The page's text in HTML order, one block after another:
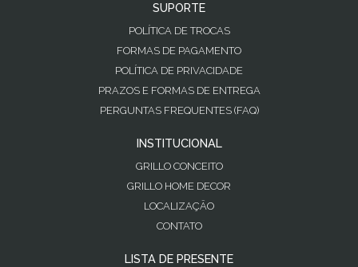
SUPORTE
POLÍTICA DE TROCAS
FORMAS DE PAGAMENTO
POLÍTICA DE PRIVACIDADE
PRAZOS E FORMAS DE ENTREGA
PERGUNTAS FREQUENTES (FAQ)
INSTITUCIONAL
GRILLO CONCEITO
GRILLO HOME DECOR
LOCALIZAÇÃO
CONTATO
LISTA DE PRESENTE